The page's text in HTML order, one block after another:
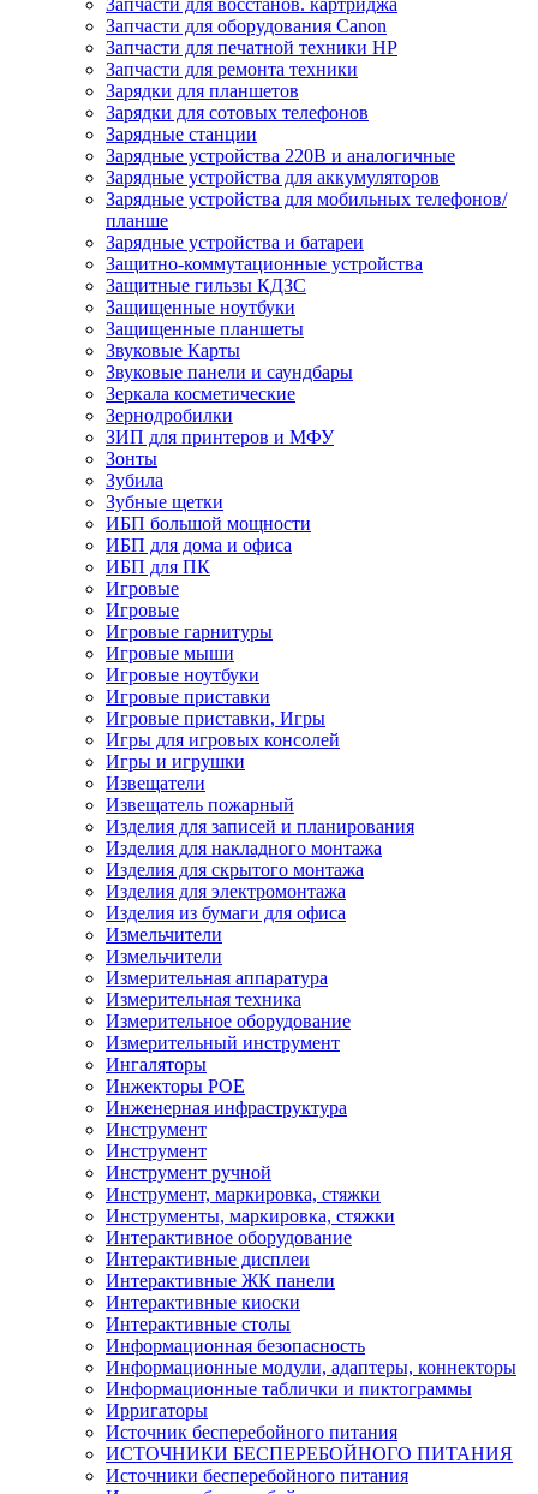
Запчасти для оборудования Canon
Запчасти для печатной техники HP
Запчасти для ремонта техники
Зарядки для планшетов
Зарядки для сотовых телефонов
Зарядные станции
Зарядные устройства 220В и аналогичные
Зарядные устройства для аккумуляторов
Зарядные устройства для мобильных телефонов/
планше
Зарядные устройства и батареи
Защитно-коммутационные устройства
Защитные гильзы КДЗС
Защищенные ноутбуки
Защищенные планшеты
Звуковые Карты
Звуковые панели и саундбары
Зеркала косметические
Зернодробилки
ЗИП для принтеров и МФУ
Зонты
Зубила
Зубные щетки
ИБП большой мощности
ИБП для дома и офиса
ИБП для ПК
Игровые
Игровые
Игровые гарнитуры
Игровые мыши
Игровые ноутбуки
Игровые приставки
Игровые приставки, Игры
Игры для игровых консолей
Игры и игрушки
Извещатели
Извещатель пожарный
Изделия для записей и планирования
Изделия для накладного монтажа
Изделия для скрытого монтажа
Изделия для электромонтажа
Изделия из бумаги для офиса
Измельчители
Измельчители
Измерительная аппаратура
Измерительная техника
Измерительное оборудование
Измерительный инструмент
Ингаляторы
Инжекторы POE
Инженерная инфраструктура
Инструмент
Инструмент
Инструмент ручной
Инструмент, маркировка, стяжки
Инструменты, маркировка, стяжки
Интерактивное оборудование
Интерактивные дисплеи
Интерактивные ЖК панели
Интерактивные киоски
Интерактивные столы
Информационная безопасность
Информационные модули, адаптеры, коннекторы
Информационные таблички и пиктограммы
Ирригаторы
Источник бесперебойного питания
ИСТОЧНИКИ БЕСПЕРЕБОЙНОГО ПИТАНИЯ
Источники бесперебойного питания